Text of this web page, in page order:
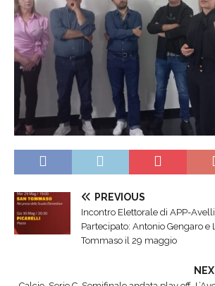
PREVIOUS
Incontro Elettorale di APP-
Partecipato: Antonio Gengaro e
Tommaso il 29 maggio